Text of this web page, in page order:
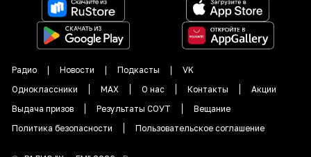
Радио Новости Подкасты
VK
Одноклассники
MAX О нас Контакты
Акции
Выдача призов
Результаты СОУТ
Вещание
Политика безопасности
Пользовательское соглашение